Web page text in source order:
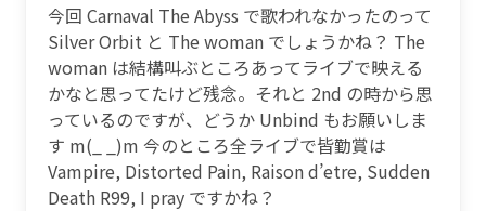
今回 Carnaval The Abyss で歌われなかったのって
Silver Orbit と The woman でしょうかね？ The
woman は結構叫ぶところあってライブで映える
かなと思ってたけど残念。それと 2nd の時から思
っているのですが、どうか Unbind もお願いしま
す m(_ _)m 今のところ全ライブで皆勤賞は
Vampire, Distorted Pain, Raison d’etre, Sudden
Death R99, I pray ですかね？